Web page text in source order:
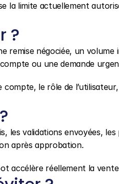
la limite actuellement
?
remise négociée, un
ou une demande
le rôle de
les validations envoyées,
après approbation.
accélère réellement la